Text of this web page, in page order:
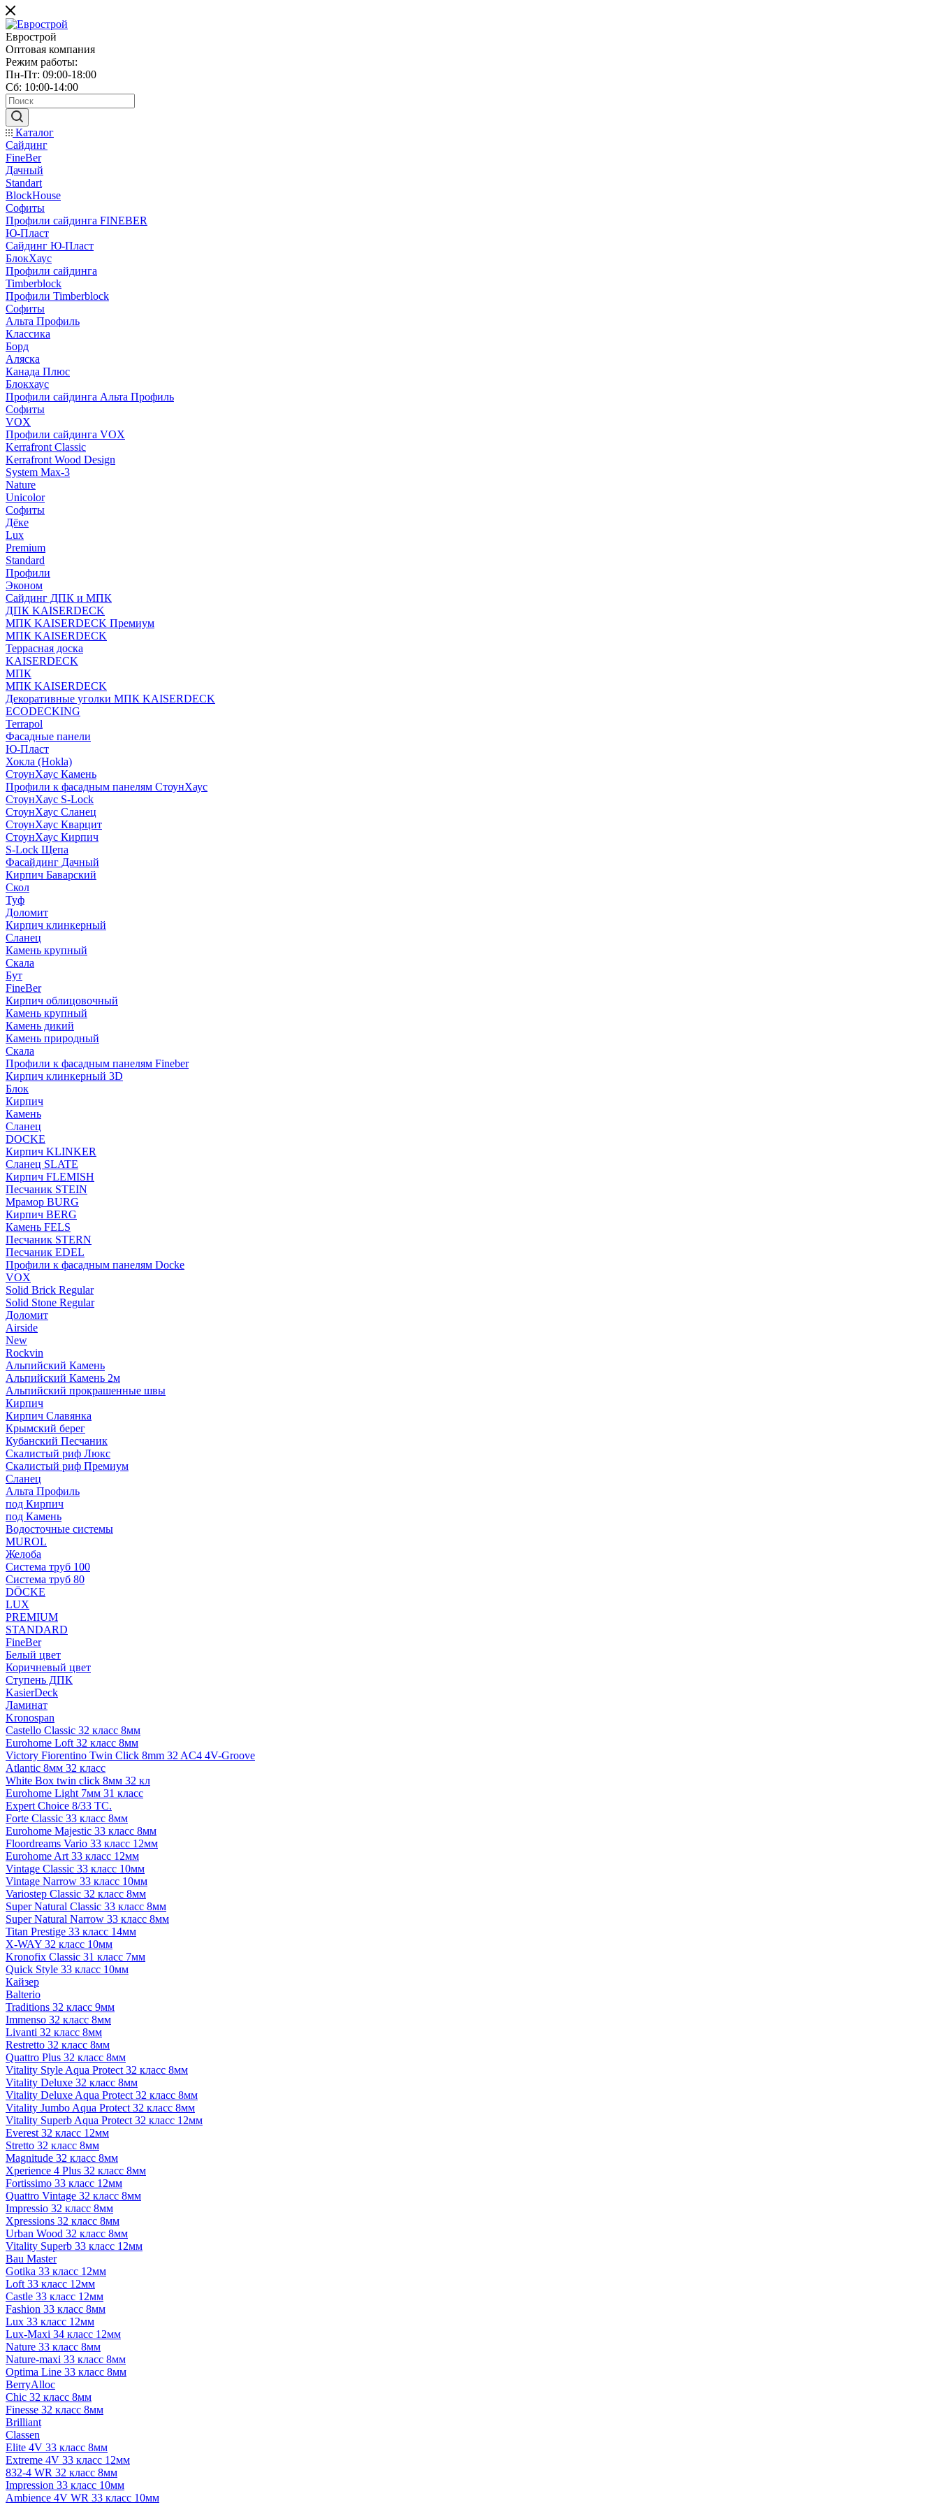
Еврострой
Оптовая компания
Режим работы:
Пн-Пт: 09:00-18:00
Сб: 10:00-14:00
Каталог
Сайдинг
FineBer
Дачный
Standart
BlockHouse
Софиты
Профили сайдинга FINEBER
Ю-Пласт
Сайдинг Ю-Пласт
БлокХаус
Профили сайдинга
Timberblock
Профили Timberblock
Софиты
Альта Профиль
Классика
Борд
Аляска
Канада Плюс
Блокхаус
Профили сайдинга Альта Профиль
Софиты
VOX
Профили сайдинга VOX
Kerrafront Classic
Kerrafront Wood Design
System Max-3
Nature
Unicolor
Софиты
Дёке
Lux
Premium
Standard
Профили
Эконом
Сайдинг ДПК и МПК
ДПК KAISERDECK
МПК KAISERDECK Премиум
МПК KAISERDECK
Террасная доска
KAISERDECK
МПК
МПК KAISERDECK
Декоративные уголки МПК KAISERDECK
ECODECKING
Terrapol
Фасадные панели
Ю-Пласт
Хокла (Hokla)
СтоунХаус Камень
Профили к фасадным панелям СтоунХаус
СтоунХаус S-Lock
СтоунХаус Сланец
СтоунХаус Кварцит
СтоунХаус Кирпич
S-Lock Щепа
Фасайдинг Дачный
Кирпич Баварский
Скол
Туф
Доломит
Кирпич клинкерный
Сланец
Камень крупный
Скала
Бут
FineBer
Кирпич облицовочный
Камень крупный
Камень дикий
Камень природный
Скала
Профили к фасадным панелям Fineber
Кирпич клинкерный 3D
Блок
Кирпич
Камень
Сланец
DOCKE
Кирпич KLINKER
Сланец SLATE
Кирпич FLEMISH
Пес­ча­ник STEIN
Мрамор BURG
Кирпич BERG
Камень FELS
Пес­ча­ник STERN
Пес­ча­ник EDEL
Профили к фасадным панелям Docke
VOX
Solid Brick Regular
Solid Stone Regular
Доломит
Airside
New
Rockvin
Альпийский Камень
Альпийский Камень 2м
Альпийский прокрашенные швы
Кирпич
Кирпич Славянка
Крымский берег
Кубанский Песчаник
Скалистый риф Люкс
Скалистый риф Премиум
Сланец
Альта Профиль
под Кирпич
под Камень
Водосточные системы
MUROL
Желоба
Система труб 100
Система труб 80
DÖCKE
LUX
PREMIUM
STANDARD
FineBer
Белый цвет
Коричневый цвет
Ступень ДПК
KasierDeck
Ламинат
Kronospan
Castello Classic 32 класс 8мм
Eurohome Loft 32 класс 8мм
Victory Fiorentino Twin Click 8mm 32 AC4 4V-Groove
Atlantic 8мм 32 класс
White Box twin click 8мм 32 кл
Eurohome Light 7мм 31 класс
Expert Choice 8/33 TC.
Forte Classic 33 класс 8мм
Eurohome Majestic 33 класс 8мм
Floordreams Vario 33 класс 12мм
Eurohome Art 33 класс 12мм
Vintage Classic 33 класс 10мм
Vintage Narrow 33 класс 10мм
Variostep Classic 32 класс 8мм
Super Natural Classic 33 класс 8мм
Super Natural Narrow 33 класс 8мм
Titan Prestige 33 класс 14мм
X-WAY 32 класс 10мм
Kronofix Classic 31 класс 7мм
Quick Style 33 класс 10мм
Кайзер
Balterio
Traditions 32 класс 9мм
Immenso 32 класс 8мм
Livanti 32 класс 8мм
Restretto 32 класс 8мм
Quattro Plus 32 класс 8мм
Vitality Style Aqua Protect 32 класс 8мм
Vitality Deluxe 32 класс 8мм
Vitality Deluxe Aqua Protect 32 класс 8мм
Vitality Jumbo Aqua Protect 32 класс 8мм
Vitality Superb Aqua Protect 32 класс 12мм
Everest 32 класс 12мм
Stretto 32 класс 8мм
Magnitude 32 класс 8мм
Xperience 4 Plus 32 класс 8мм
Fortissimo 33 класс 12мм
Quattro Vintage 32 класс 8мм
Impressio 32 класс 8мм
Xpressions 32 класс 8мм
Urban Wood 32 класс 8мм
Vitality Superb 33 класс 12мм
Bau Master
Gotika 33 класс 12мм
Loft 33 класс 12мм
Castle 33 класс 12мм
Fashion 33 класс 8мм
Lux 33 класс 12мм
Lux-Maxi 34 класс 12мм
Nature 33 класс 8мм
Nature-maxi 33 класс 8мм
Optima Line 33 класс 8мм
BerryAlloc
Chic 32 класс 8мм
Finesse 32 класс 8мм
Brilliant
Classen
Elite 4V 33 класс 8мм
Extreme 4V 33 класс 12мм
832-4 WR 32 класс 8мм
Impression 33 класс 10мм
Ambience 4V WR 33 класс 10мм